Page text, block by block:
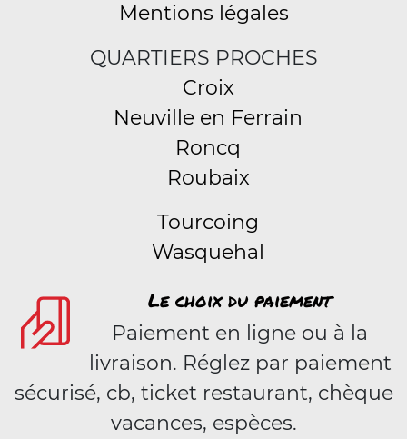
Mentions légales
QUARTIERS PROCHES
Croix
Neuville en Ferrain
Roncq
Roubaix
Tourcoing
Wasquehal
Le choix du paiement
Paiement en ligne ou à la
livraison. Réglez par paiement
sécurisé, cb, ticket restaurant, chèque
vacances, espèces.